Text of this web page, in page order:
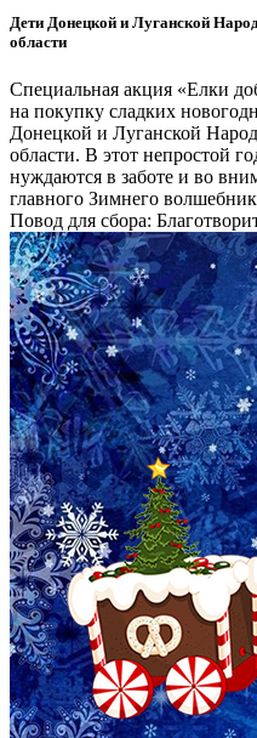
Дети Донецкой и Луганской
области
Специальная акция «Елки
на покупку сладких
Донецкой и Луганской
области. В этот непростой
нуждаются в заботе и во
главного Зимнего
Повод для сбора: